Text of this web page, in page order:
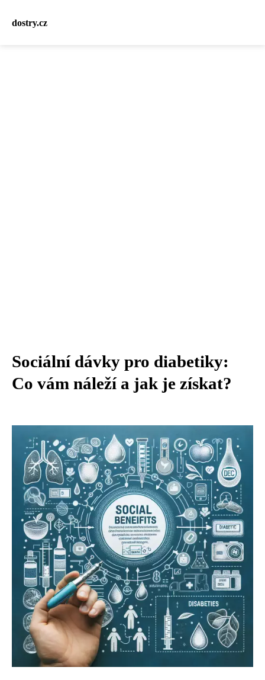
dostry.cz
Sociální dávky pro diabetiky:
Co vám náleží a jak je získat?